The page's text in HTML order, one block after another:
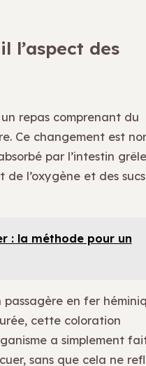
l’aspect des
repas comprenant du
Ce changement est
par l’intestin grêle
de l’oxygène et des sucs
: la méthode pour un
en fer
cette coloration
a simplement
sans que cela ne